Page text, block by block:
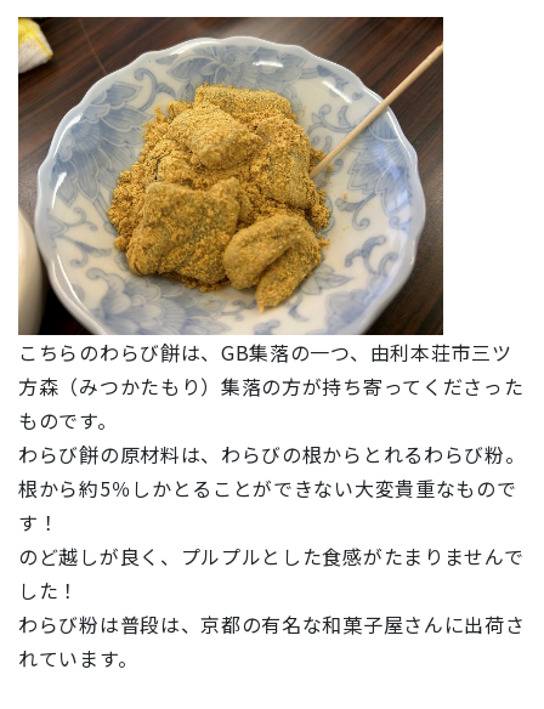
こちらのわらび餅は、GB集落の一つ、由利本荘市三ツ
方森（みつかたもり）集落の方が持ち寄ってくださった
ものです。
わらび餅の原材料は、わらびの根からとれるわらび粉。
根から約5％しかとることができない大変貴重なもので
す！
のど越しが良く、プルプルとした食感がたまりませんで
した！
わらび粉は普段は、京都の有名な和菓子屋さんに出荷さ
れています。